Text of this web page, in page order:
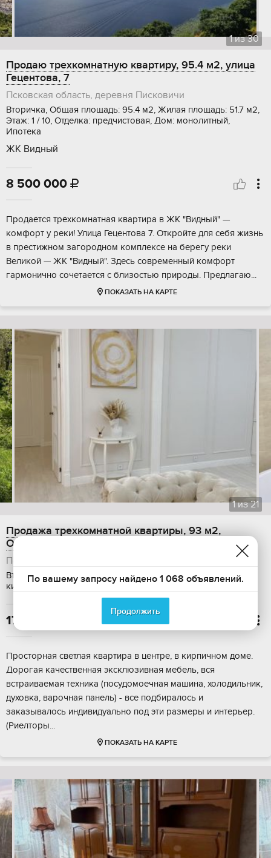
1из30
Продаю трехкомнатную квартиру, 95.4 м2, улица
Гецентова, 7
Псковская область, деревня Писковичи
Вторичка, Общая площадь: 95.4 м2, Жилая площадь: 51.7 м2,
Этаж: 1 / 10, Отделка: предчистовая, Дом: монолитный,
Ипотека
ЖК Видный
8 500 000 
Продаётся трёхкомнатная квартира в ЖК "Видный" —
комфорт у реки! Улица Гецентова 7. Откройте для себя жизнь
в престижном загородном комплексе на берегу реки
Великой — ЖК "Видный". Здесь современный комфорт
гармонично сочетается с близостью природы. Предлагаю...
ПОКАЗАТЬ НА КАРТЕ
1из21
Продажа трехкомнатной квартиры, 93 м2,
Октябрьский проспект, 44
Псковская область, Псков
Вторичка, Общая площадь: 93 м2, Этаж: 3 / 3, Дом:
кирпичный
17 000 000
Просторная светлая квартира в центре, в кирпичном доме.
Дорогая качественная эксклюзивная мебель, вся
встраиваемая техника (посудомоечная машина, холодильник,
духовка, варочная панель) - все подбиралось и
заказывалось индивидуально под эти размеры и интерьер.
(Риелторы...
ПОКАЗАТЬ НА КАРТЕ
По вашему запросу найдено 1 068 объявлений.
Продолжить